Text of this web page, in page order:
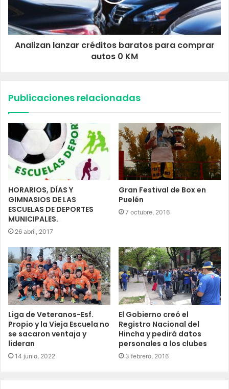
Analizan lanzar créditos baratos para comprar
autos 0 KM
Publicaciones relacionadas
HORARIOS, DÍAS Y
GIMNASIOS DE LAS
ESCUELAS DE DEPORTES
MUNICIPALES.
26 abril, 2017
Gran Festival de Box en
Puelén
7 octubre, 2016
Liga de Veteranos-Esf.
Propio y la Vieja Escuela no
se sacaron ventaja y
lideran
14 junio, 2022
El Gobierno creó el
Registro Nacional del
Hincha y pedirá datos
personales a los clubes
3 febrero, 2016